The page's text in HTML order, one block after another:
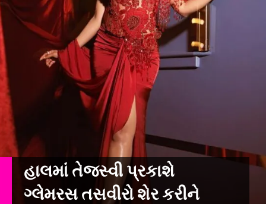
હાલમાં તેજસ્વી પ્રકાશે
ગ્લેમરસ તસવીરો શેર કરીને